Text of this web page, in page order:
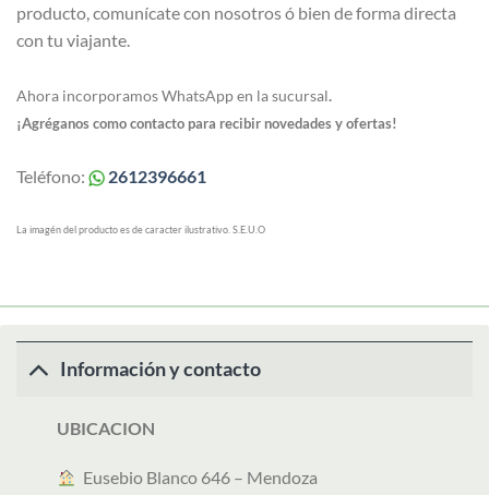
producto, comunícate con nosotros ó bien de forma directa
con tu viajante.
Ahora incorporamos WhatsApp en la sucursal.
¡Agréganos como contacto para recibir novedades y ofertas!
Teléfono: 2612396661
La imagén del producto es de caracter ilustrativo. S.E.U.O
Información y contacto
UBICACION
︎ Eusebio Blanco 646 – Mendoza